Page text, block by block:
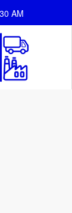
AM